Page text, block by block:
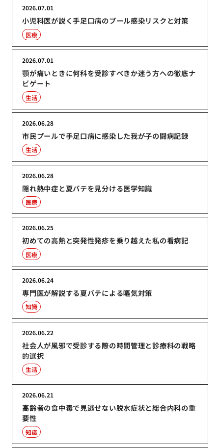
小児科医が説く手足口病のプール感染リスクと対策
2026.07.01
医療
顎が痛いときに何科を受診すべきか迷う方への徹底ナ
ビゲート
2026.07.01
生活
市民プールで手足口病に感染した我が子の闘病記録
2026.06.28
生活
隠れ熱中症と夏バテを見分ける医学知識
2026.06.28
医療
初めての高熱と突発性発疹を乗り越えた私の看病記
2026.06.25
医療
専門医が解説する夏バテによる嘔気対策
2026.06.24
知識
社会人が風邪で受診する際の時間管理と診療科の戦略
的選択
2026.06.22
生活
高齢者の食中毒で見逃せない脱水症状と総合内科の重
要性
2026.06.21
知識